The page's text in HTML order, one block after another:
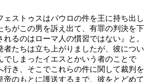
ストゥスはパウロの件を王に持ち出し
がこの男を訴え出て、有罪の判決を下
るのはローマ人の慣習ではない』と。
者たちは立ち上がりましたが、彼につい
しまったイエスとかいう者のことで
き、そこでこれらの件に関して裁判を
のもとに護送するまで、彼をとどめて